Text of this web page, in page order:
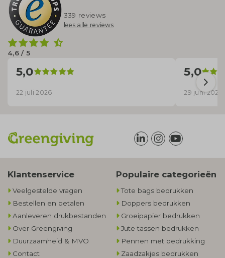
4,6 / 5
339 reviews
lees alle reviews
5,0
22 juli 2026
5,0
29 juni 2026
Klantenservice
Veelgestelde vragen
Bestellen en betalen
Aanleveren drukbestanden
Over Greengiving
Duurzaamheid & MVO
Contact
Populaire categorieën
Tote bags bedrukken
Doppers bedrukken
Groeipapier bedrukken
Jute tassen bedrukken
Pennen met bedrukking
Zaadzakjes bedrukken